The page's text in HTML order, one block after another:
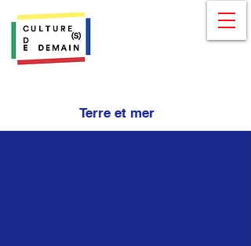
Terre et mer